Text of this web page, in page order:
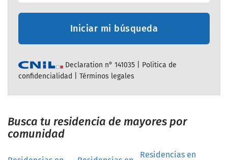
Iniciar mi búsqueda
Declaration n° 141035 | Politica de
confidencialidad
Términos legales
Busca tu residencia de mayores por
comunidad
Residencias en